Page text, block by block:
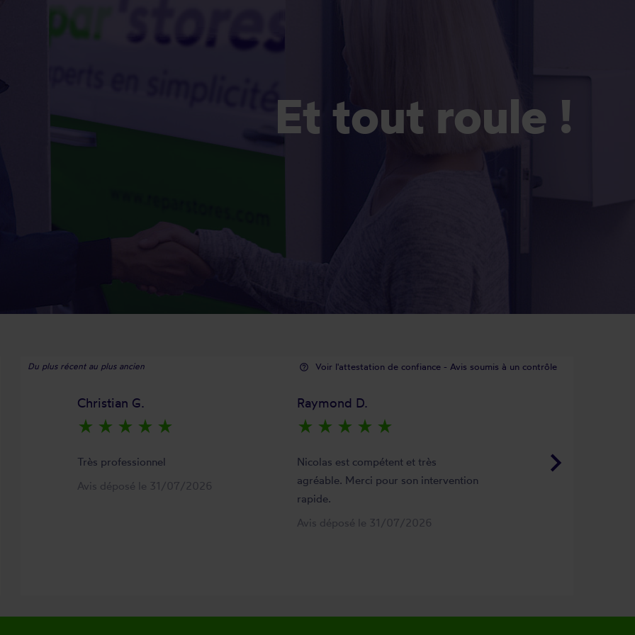
Et tout roule !
Du plus récent au plus ancien help_outline Voir l'attestation de confiance - Avis soumis à un contrôle
keyboard_arrow_right
Christian G.
star_rate star_rate star_rate star_rate star_rate
Très professionnel
Avis déposé le 31/07/2026
Raymond D.
star_rate star_rate star_rate star_rate star_rate
Nicolas est compétent et très
agréable. Merci pour son intervention
rapide.
Avis déposé le 31/07/2026